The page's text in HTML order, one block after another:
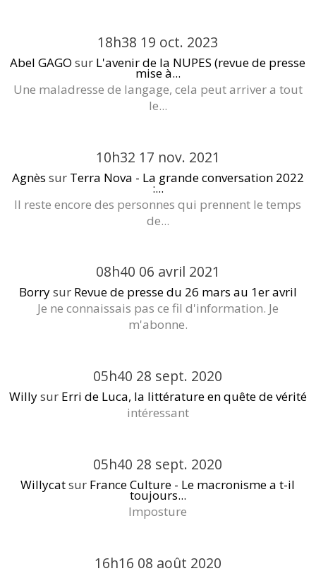
18h38 19 oct. 2023
Abel GAGO sur L'avenir de la NUPES (revue de presse
mise à...
Une maladresse de langage, cela peut arriver a tout
le...
10h32 17 nov. 2021
Agnès sur Terra Nova - La grande conversation 2022
:...
Il reste encore des personnes qui prennent le temps
de...
08h40 06 avril 2021
Borrysur Revue de presse du 26 mars au 1er avril
Je ne connaissais pas ce fil d'information. Je
m'abonne.
05h40 28 sept. 2020
Willysur Erri de Luca, la littérature en quête de vérité
intéressant
05h40 28 sept. 2020
Willycatsur France Culture - Le macronisme a t-il
toujours...
Imposture
16h16 08 août 2020